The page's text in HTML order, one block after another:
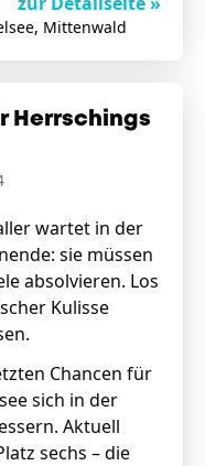
Mittenwald
Herrschings
wartet in der
sie müssen
absolvieren. Los
Kulisse
Chancen für
sich in der
Aktuell
sechs – die